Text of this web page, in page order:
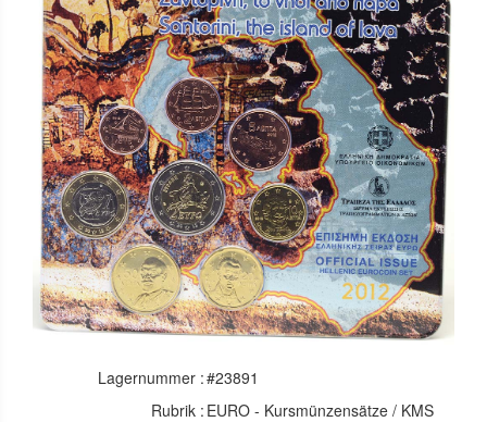
Lagernummer :#23891
Rubrik : EURO - Kursmünzensätze / KMS